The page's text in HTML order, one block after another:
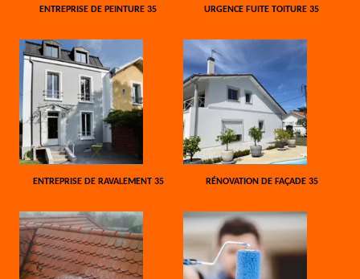
ENTREPRISE DE PEINTURE 35 URGENCE FUITE TOITURE 35
ENTREPRISE DE RAVALEMENT 35 RÉNOVATION DE FAÇADE 35